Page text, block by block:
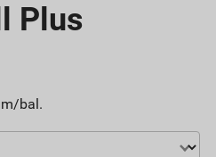
Plus
m/bal.